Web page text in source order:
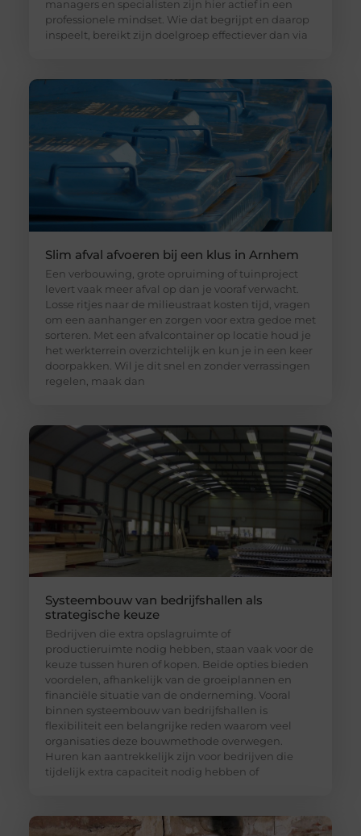
managers en specialisten zijn hier actief in een
professionele mindset. Wie dat begrijpt en daarop
inspeelt, bereikt zijn doelgroep effectiever dan via
Slim afval afvoeren bij een klus in Arnhem
Een verbouwing, grote opruiming of tuinproject
levert vaak meer afval op dan je vooraf verwacht.
Losse ritjes naar de milieustraat kosten tijd, vragen
om een aanhanger en zorgen voor extra gedoe met
sorteren. Met een afvalcontainer op locatie houd je
het werkterrein overzichtelijk en kun je in een keer
doorpakken. Wil je dit snel en zonder verrassingen
regelen, maak dan
Systeembouw van bedrijfshallen als
strategische keuze
Bedrijven die extra opslagruimte of
productieruimte nodig hebben, staan vaak voor de
keuze tussen huren of kopen. Beide opties bieden
voordelen, afhankelijk van de groeiplannen en
financiële situatie van de onderneming. Vooral
binnen systeembouw van bedrijfshallen is
flexibiliteit een belangrijke reden waarom veel
organisaties deze bouwmethode overwegen.
Huren kan aantrekkelijk zijn voor bedrijven die
tijdelijk extra capaciteit nodig hebben of